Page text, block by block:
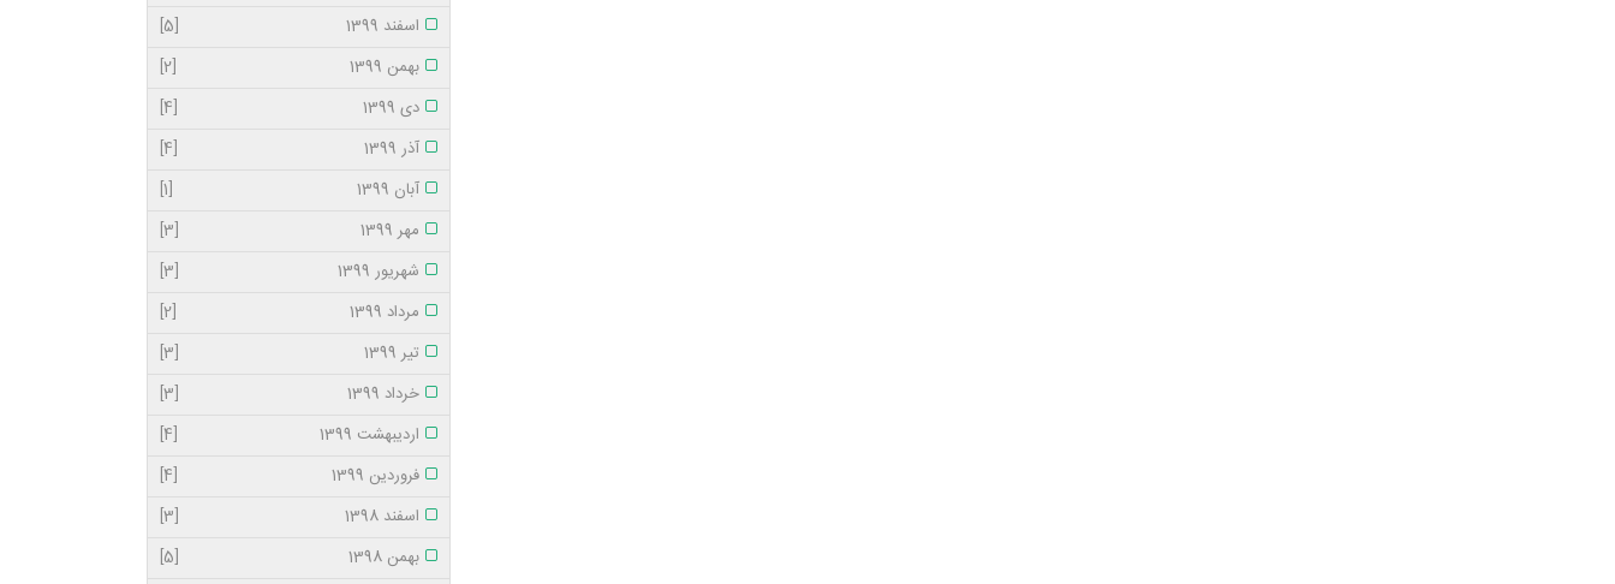
اسفند 1399
[5]
بهمن 1399
[2]
دی 1399
[4]
آذر 1399
[4]
آبان 1399
[1]
مهر 1399
[3]
شهریور 1399
[3]
مرداد 1399
[2]
تیر 1399
[3]
خرداد 1399
[3]
اردیبهشت 1399
[4]
فروردین 1399
[4]
اسفند 1398
[3]
بهمن 1398
[5]